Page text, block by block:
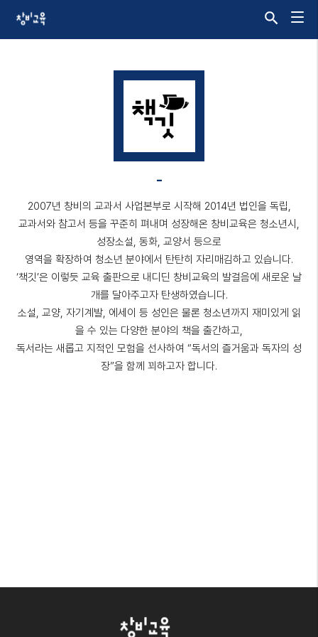
-
2007년 창비의 교과서 사업본부로 시작해 2014년 법인을 독립,
교과서와 참고서 등을 꾸준히 펴내며 성장해온 창비교육은 청소년시,
성장소설, 동화, 교양서 등으로
영역을 확장하여 청소년 분야에서 탄탄히 자리매김하고 있습니다.
‘책깃’은 이렇듯 교육 출판으로 내디딘 창비교육의 발걸음에 새로운 날
개를 달아주고자 탄생하였습니다.
소설, 교양, 자기계발, 에세이 등 성인은 물론 청소년까지 재미있게 읽
을 수 있는 다양한 분야의 책을 출간하고,
독서라는 새롭고 지적인 모험을 선사하여 “독서의 즐거움과 독자의 성
장”을 함께 꾀하고자 합니다.